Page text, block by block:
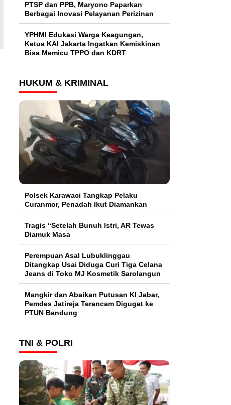
PTSP dan PPB, Maryono Paparkan
Berbagai Inovasi Pelayanan Perizinan
YPHMI Edukasi Warga Keagungan,
Ketua KAI Jakarta Ingatkan Kemiskinan
Bisa Memicu TPPO dan KDRT
HUKUM & KRIMINAL
Polsek Karawaci Tangkap Pelaku
Curanmor, Penadah Ikut Diamankan
Tragis “Setelah Bunuh Istri, AR Tewas
Diamuk Masa
Perempuan Asal Lubuklinggau
Ditangkap Usai Diduga Curi Tiga Celana
Jeans di Toko MJ Kosmetik Sarolangun
Mangkir dan Abaikan Putusan KI Jabar,
Pemdes Jatireja Terancam Digugat ke
PTUN Bandung
TNI & POLRI